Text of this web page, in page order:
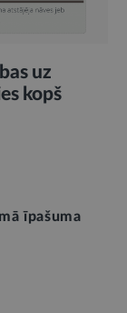
uz
kopš
īpašuma